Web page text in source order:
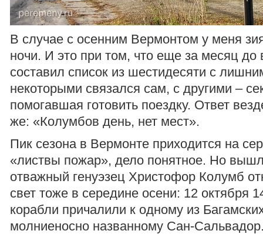
В случае с осенним Вермонтом у меня
ночи. И это при том, что еще за месяц до
составил список из шестидесяти с
некоторыми связался сам, с другими –
помогавшая готовить поездку. Ответ
же: «Колумбов день, нет мест».
Пик сезона в Вермонте приходится на
«листвы пожар», дело понятное. Но
отважный генуэзец Христофор Колумб
свет тоже в середине осени: 12 октября
корабли причалили к одному из
молниеносно названному Сан-